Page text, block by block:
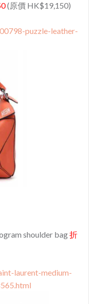
(原價 HK$19,150)
puzzle-leather-
shoulder bag折
laurent-medium-